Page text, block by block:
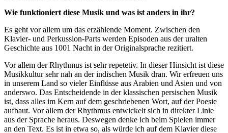
Wie funktioniert diese Musik und was ist anders in ihr?
Es geht vor allem um das erzählende Moment. Zwischen den
Klavier- und Perkussion-Parts werden Episoden aus der uralten
Geschichte aus 1001 Nacht in der Originalsprache rezitiert.
Vor allem der Rhythmus ist sehr repetetiv. In dieser Hinsicht ist diese
Musikkultur sehr nah an der indischen Musik dran. Wir erfreuen uns
in unserem Land so vieler Einflüsse aus Arabien und Asien und von
anderswo. Das Entscheidende in der klassischen persischen Musik
ist, dass alles im Kern auf dem geschriebenen Wort, auf der Poesie
aufbaut. Vor allem der Rhythmus entwickelt sich in direkter Linie
aus der Sprache heraus. Deswegen denke ich beim Spielen immer
an den Text. Es ist in etwa so, als würde ich auf dem Klavier diese